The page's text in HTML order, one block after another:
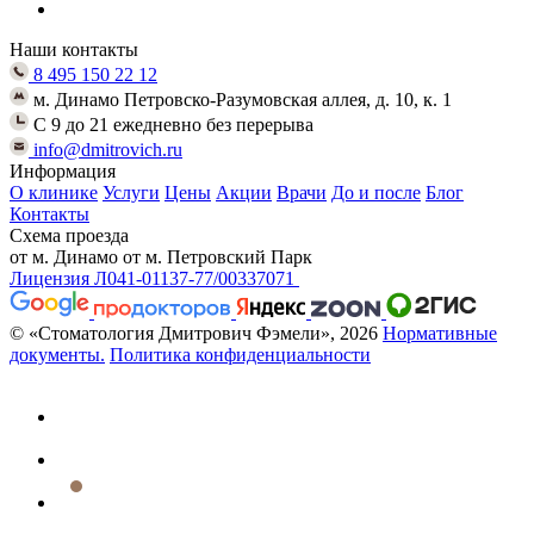
Наши контакты
8 495 150 22 12
м. Динамо Петровско-Разумовская аллея, д. 10, к. 1
C 9 до 21 ежедневно без перерыва
info@dmitrovich.ru
Информация
О клинике Услуги Цены Акции Врачи До и после Блог
Контакты
Схема проезда
от м. Динамо от м. Петровский Парк
Лицензия Л041-01137-77/00337071
© «Стоматология Дмитрович Фэмели», 2026 Нормативные
документы. Политика конфиденциальности